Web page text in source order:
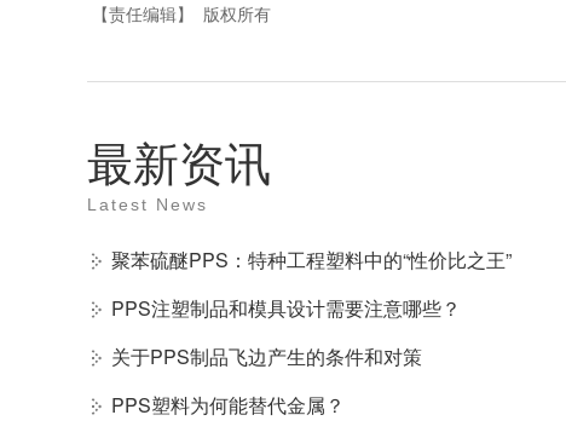
【责任编辑】
版权所有
最新资讯
Latest News
聚苯硫醚PPS：特种工程塑料中的“性价比之王”
PPS注塑制品和模具设计需要注意哪些？
关于PPS制品飞边产生的条件和对策
PPS塑料为何能替代金属？